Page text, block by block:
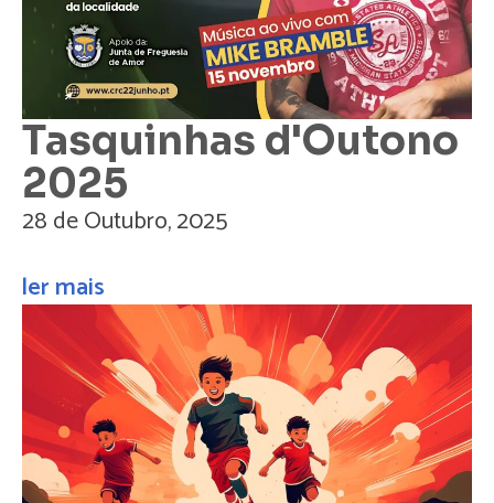
Tasquinhas d'Outono
2025
28 de Outubro, 2025
ler mais